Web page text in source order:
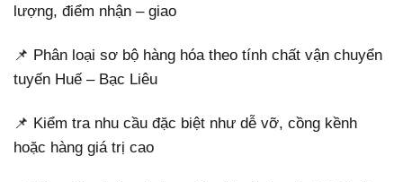
lượng, điểm nhận – giao
📌 Phân loại sơ bộ hàng hóa theo tính chất vận chuyển
tuyến Huế – Bạc Liêu
📌 Kiểm tra nhu cầu đặc biệt như dễ vỡ, cồng kềnh
hoặc hàng giá trị cao